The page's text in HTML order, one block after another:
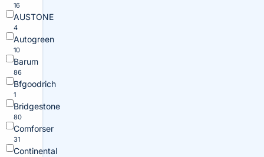
16
AUSTONE
4
Autogreen
10
Barum
86
Bfgoodrich
1
Bridgestone
80
Comforser
31
Continental